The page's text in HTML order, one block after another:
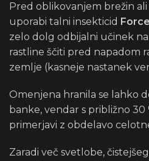
Pred oblikovanjem brežin
uporabi talni insekticid
zelo dolg odbijalni učinek
rastline ščiti pred napadom
zemlje (kasneje nastanek
Omenjena hranila se lahko
banke, vendar s približno 30
primerjavi z obdelavo
Zaradi več svetlobe,